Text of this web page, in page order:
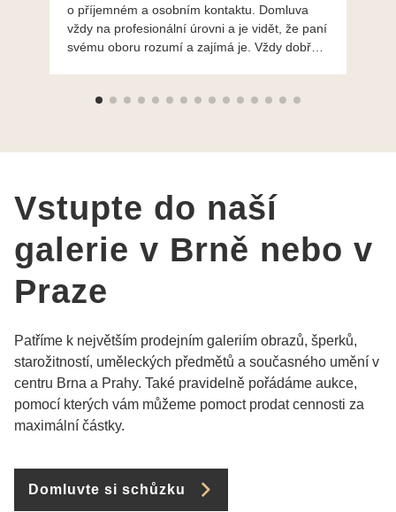
o příjemném a osobním kontaktu. Domluva
vždy na profesionální úrovni a je vidět, že paní
svému oboru rozumí a zajímá je. Vždy dobře a
výběru, jak už bylo napsáno - na požádání
Vstupte do naší
galerie v Brně nebo v
Praze
Patříme k největším prodejním galeriím obrazů, šperků,
starožitností, uměleckých předmětů a současného umění v
centru Brna a Prahy. Také pravidelně pořádáme aukce,
pomocí kterých vám můžeme pomoct prodat cennosti za
maximální částky.
Domluvte si schůzku